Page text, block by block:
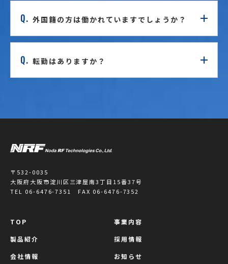
Q. 外国籍の方は働かれていますでしょうか？
Q. 転勤はありますか？
〒532-0035
大阪府大阪市淀川区三津屋南3丁目15番37号
TEL 06-6476-7351 FAX 06-6476-7352
TOP
事業内容
製品紹介
採用情報
会社情報
お知らせ